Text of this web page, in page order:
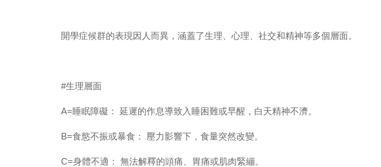
開學症候群的表現因人而異，涵蓋了生理、心理、社交和精神等多個層面。
#生理層面
A=睡眠障礙： 延遲的作息導致入睡困難或早醒，白天精神不濟。
B=食慾不振或暴食： 壓力影響下，食量突然改變。
C=身體不適： 無法解釋的頭痛、胃痛或肌肉緊繃。